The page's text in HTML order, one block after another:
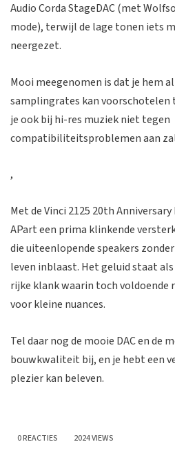
Audio Corda StageDAC (met
mode), terwijl de lage tonen iets
neergezet.
Mooi meegenomen is dat je hem
samplingrates kan voorschotelen
je ook bij hi-res muziek niet tegen
compatibiliteitsproblemen aan
,
Met de Vinci 2125 20th
APart een prima klinkende
die uiteenlopende speakers
leven inblaast. Het geluid staat
rijke klank waarin toch
voor kleine nuances.
Tel daar nog de mooie DAC en de
bouwkwaliteit bij, en je hebt een
plezier kan beleven.
0 REACTIES 2024 VIEWS